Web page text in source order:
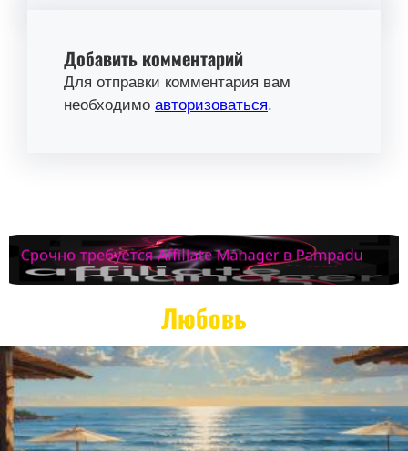
Добавить комментарий
Для отправки комментария вам
необходимо авторизоваться.
Любовь